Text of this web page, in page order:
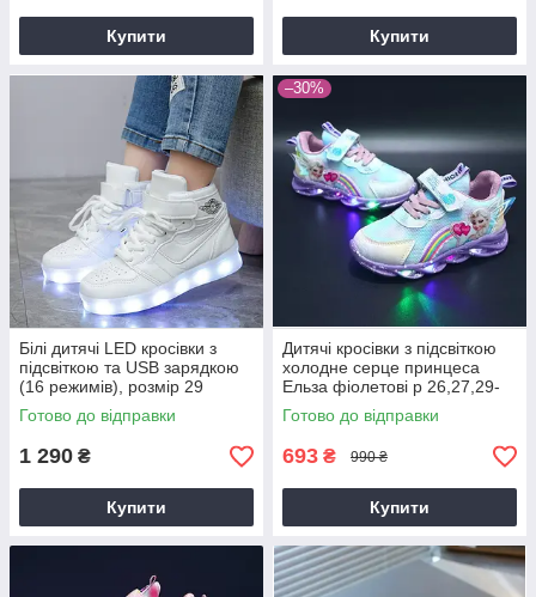
Купити Купити
Білі дитячі LED кросівки з
підсвіткою та USB зарядкою
(16 режимів), розмір 29
(устілка 18 см)
Готово до відправки
1 290 ₴
Купити
–30%
Дитячі кросівки з підсвіткою
холодне серце принцеса
Ельза фіолетові р 26,27,29-
36
Готово до відправки
693 ₴ 990 ₴
Купити